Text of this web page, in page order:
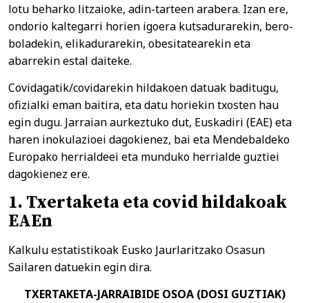
lotu beharko litzaioke, adin-tarteen arabera. Izan ere,
ondorio kaltegarri horien igoera kutsadurarekin, bero-
boladekin, elikadurarekin, obesitatearekin eta
abarrekin estal daiteke.
Covidagatik/covidarekin hildakoen datuak baditugu,
ofizialki eman baitira, eta datu horiekin txosten hau
egin dugu. Jarraian aurkeztuko dut, Euskadiri (EAE) eta
haren inokulazioei dagokienez, bai eta Mendebaldeko
Europako herrialdeei eta munduko herrialde guztiei
dagokienez ere.
1. Txertaketa eta covid hildakoak
EAEn
Kalkulu estatistikoak Eusko Jaurlaritzako Osasun
Sailaren datuekin egin dira.
TXERTAKETA-JARRAIBIDE OSOA (DOSI GUZTIAK)